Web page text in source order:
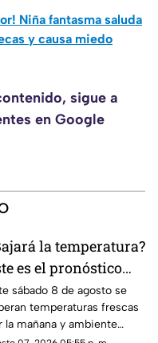
Niña fantasma saluda
y causa miedo
sigue a
en Google
la temperatura?
es el pronóstico
clima en
HOY
8 de agosto
sábado 8 de agosto se
temperaturas frescas
la mañana y ambiente